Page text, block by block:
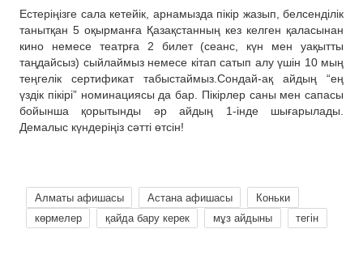
Естеріңізге сала кетейік, арнамызда пікір жазып, белсенділік
танытқан 5 оқырманға Қазақстанның кез келген қаласынан
кино немесе театрға 2 билет (сеанс, күн мен уақытты
таңдайсыз) сыйлаймыз немесе кітап сатып алу үшін 10 мың
теңгелік сертификат табыстаймыз.Сондай-ақ айдың “ең
үздік пікірі” номинациясы да бар. Пікірлер саны мен сапасы
бойынша қорытынды әр айдың 1-інде шығарылады.
Демалыс күндеріңіз сәтті өтсін!
Алматы афишасы Астана афишасы
Коньки
көрмелер
қайда бару керек мұз айдыны тегін